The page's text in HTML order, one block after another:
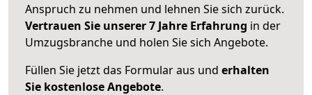
Anspruch zu nehmen und lehnen Sie sich zurück.
Vertrauen Sie unserer 7 Jahre Erfahrung in der
Umzugsbranche und holen Sie sich Angebote.
Füllen Sie jetzt das Formular aus und erhalten
Sie kostenlose Angebote.